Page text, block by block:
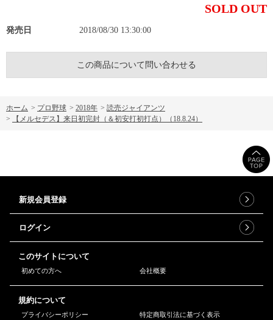
SOLD OUT
発売日 2018/08/30 13:30:00
この商品について問い合わせる
ホーム > プロ野球 > 2018年 > 読売ジャイアンツ
>
【メルセデス】来日初完封（＆初安打初打点）（18.8.24）
新規会員登録
ログイン
このサイトについて
初めての方へ 会社概要
規約について
プライバシーポリシー 特定商取引法に基づく表示